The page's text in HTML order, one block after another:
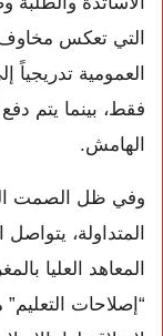
التي تعكس
العمومية تدريجياً
فقط، بينما يتم
الهامش.
وفي ظل الصمت
المتداولة،
المعاهد العليا
“إصلاحات